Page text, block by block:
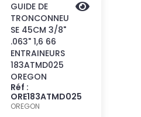
GUIDE DE
TRONCONNEU
SE 45CM 3/8"
.063" 1,6 66
ENTRAINEURS
183ATMD025
OREGON
Réf :
ORE183ATMD025
OREGON